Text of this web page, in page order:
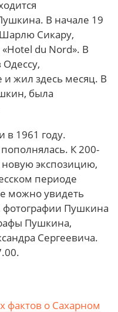
В начале 19
Сикару,
du Nord». В
и жил здесь месяц. В
была
1961 году.
К 200-
экспозицию,
периоде
можно увидеть
Пушкина
Пушкина,
Сергеевича.
фактов о Сахарном